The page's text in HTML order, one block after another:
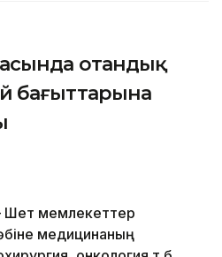
отандық
бағыттарына
Шет мемлекеттер
медицинаның